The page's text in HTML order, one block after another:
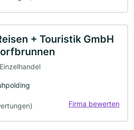
+ Touristik GmbH
Firma bewerten